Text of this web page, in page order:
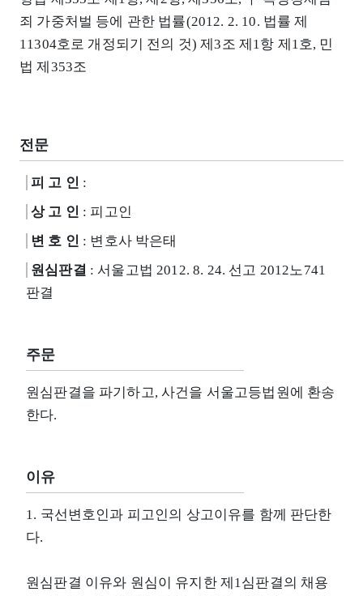
죄 가중처벌 등에 관한 법률(2012. 2. 10. 법률 제
11304호로 개정되기 전의 것) 제3조 제1항 제1호, 민
법 제353조
전문
피 고 인 :
상 고 인 : 피고인
변 호 인 : 변호사 박은태
원심판결 : 서울고법 2012. 8. 24. 선고 2012노741
판결
주문
원심판결을 파기하고, 사건을 서울고등법원에 환송
한다.
이유
1. 국선변호인과 피고인의 상고이유를 함께 판단한
다.
원심판결 이유와 원심이 유지한 제1심판결의 채용